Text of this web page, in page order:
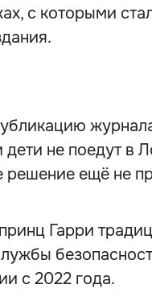
с которыми
не поедут в
решение ещё не
Гарри
с 2022 года.